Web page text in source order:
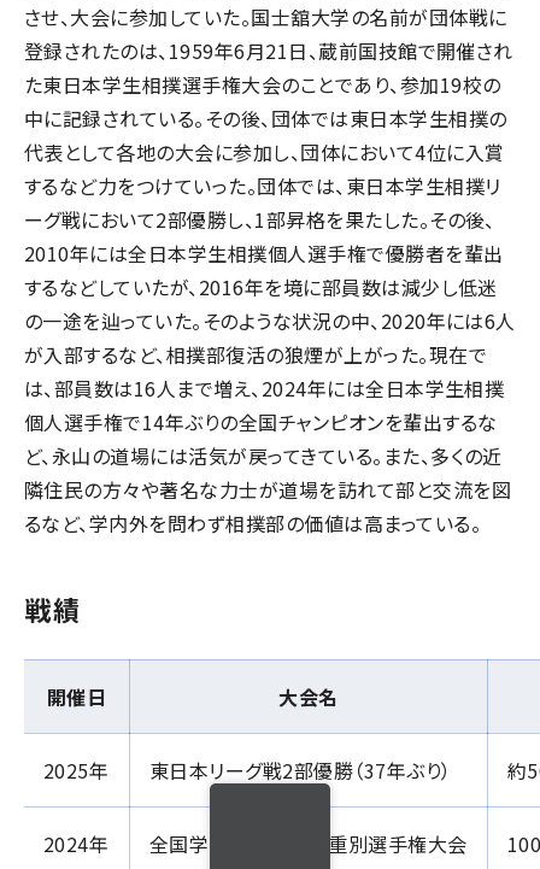
させ、大会に参加していた。国士舘大学の名前が団体戦に
登録されたのは、1959年6月21日、蔵前国技館で開催され
た東日本学生相撲選手権大会のことであり、参加19校の
中に記録されている。その後、団体では東日本学生相撲の
代表として各地の大会に参加し、団体において4位に入賞
するなど力をつけていった。団体では、東日本学生相撲リ
ーグ戦において2部優勝し、1部昇格を果たした。その後、
2010年には全日本学生相撲個人選手権で優勝者を輩出
するなどしていたが、2016年を境に部員数は減少し低迷
の一途を辿っていた。そのような状況の中、2020年には6人
が入部するなど、相撲部復活の狼煙が上がった。現在で
は、部員数は16人まで増え、2024年には全日本学生相撲
個人選手権で14年ぶりの全国チャンピオンを輩出するな
ど、永山の道場には活気が戻ってきている。また、多くの近
隣住民の方々や著名な力士が道場を訪れて部と交流を図
るなど、学内外を問わず相撲部の価値は高まっている。
戦績
開催日 大会名
2025年 東日本リーグ戦2部優勝（37年ぶり） 約
2024年 全国学生相撲個人体重別選手権大会